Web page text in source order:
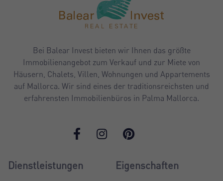
Bei Balear Invest bieten wir Ihnen das größte
Immobilienangebot zum Verkauf und zur Miete von
Häusern, Chalets, Villen, Wohnungen und Appartements
auf Mallorca. Wir sind eines der traditionsreichsten und
erfahrensten Immobilienbüros in Palma Mallorca.
Dienstleistungen Eigenschaften